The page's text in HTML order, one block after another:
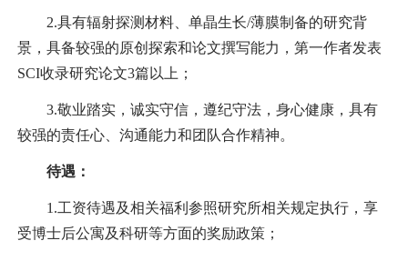
2.具有辐射探测材料、单晶生长/薄膜制备的研究背
景，具备较强的原创探索和论文撰写能力，第一作者发表
SCI收录研究论文3篇以上；
3.敬业踏实，诚实守信，遵纪守法，身心健康，具有
较强的责任心、沟通能力和团队合作精神。
待遇：
1.工资待遇及相关福利参照研究所相关规定执行，享
受博士后公寓及科研等方面的奖励政策；